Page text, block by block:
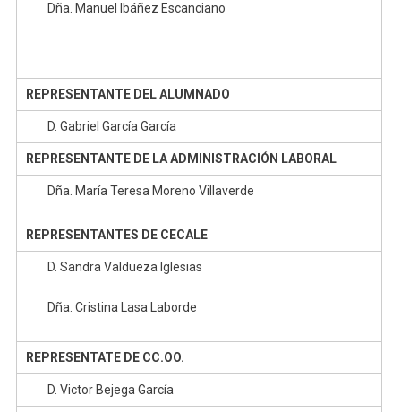
Dña. Manuel Ibáñez Escanciano
REPRESENTANTE DEL ALUMNADO
D. Gabriel García García
REPRESENTANTE DE LA ADMINISTRACIÓN LABORAL
Dña. María Teresa Moreno Villaverde
REPRESENTANTES DE CECALE
D. Sandra Valdueza Iglesias
Dña. Cristina Lasa Laborde
REPRESENTATE DE CC.OO.
D. Victor Bejega García